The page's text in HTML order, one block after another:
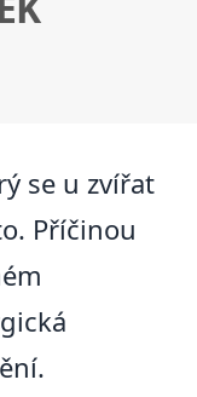
se u zvířat
Příčinou